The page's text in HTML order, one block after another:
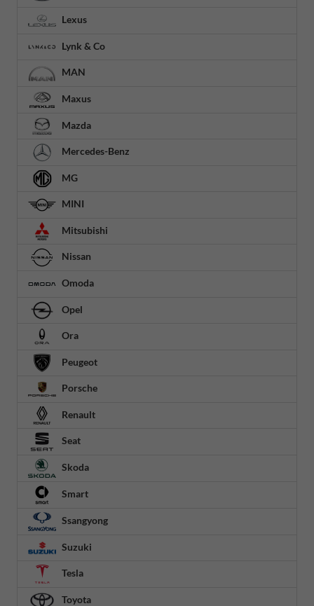
Lexus
Lynk & Co
MAN
Maxus
Mazda
Mercedes-Benz
MG
MINI
Mitsubishi
Nissan
Omoda
Opel
Ora
Peugeot
Porsche
Renault
Seat
Skoda
Smart
Ssangyong
Suzuki
Tesla
Toyota